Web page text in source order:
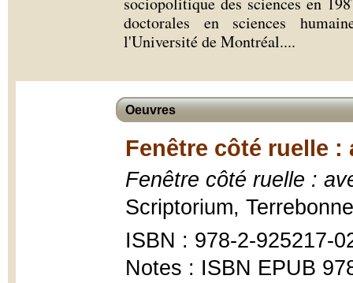
doctorales en sciences
l'Université de Montréal....
Oeuvres
Fenêtre côté ruelle :
Fenêtre côté ruelle :
Scriptorium,
ISBN : 978-2-925217-
Notes : ISBN EPUB